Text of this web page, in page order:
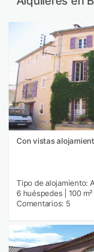
Con vistas
Tipo de alojamiento:
6 huéspedes
100 m²
Comentarios: 5